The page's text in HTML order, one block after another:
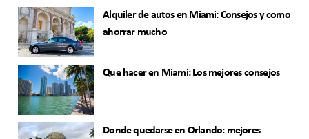
Alquiler de autos en Miami: Consejos y como
ahorrar mucho
Que hacer en Miami: Los mejores consejos
Donde quedarse en Orlando: mejores